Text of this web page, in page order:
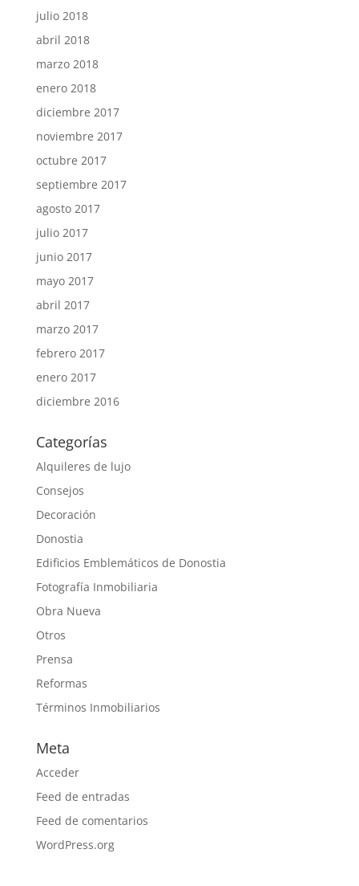
julio 2018
abril 2018
marzo 2018
enero 2018
diciembre 2017
noviembre 2017
octubre 2017
septiembre 2017
agosto 2017
julio 2017
junio 2017
mayo 2017
abril 2017
marzo 2017
febrero 2017
enero 2017
diciembre 2016
Categorías
Alquileres de lujo
Consejos
Decoración
Donostia
Edificios Emblemáticos de Donostia
Fotografía Inmobiliaria
Obra Nueva
Otros
Prensa
Reformas
Términos Inmobiliarios
Meta
Acceder
Feed de entradas
Feed de comentarios
WordPress.org